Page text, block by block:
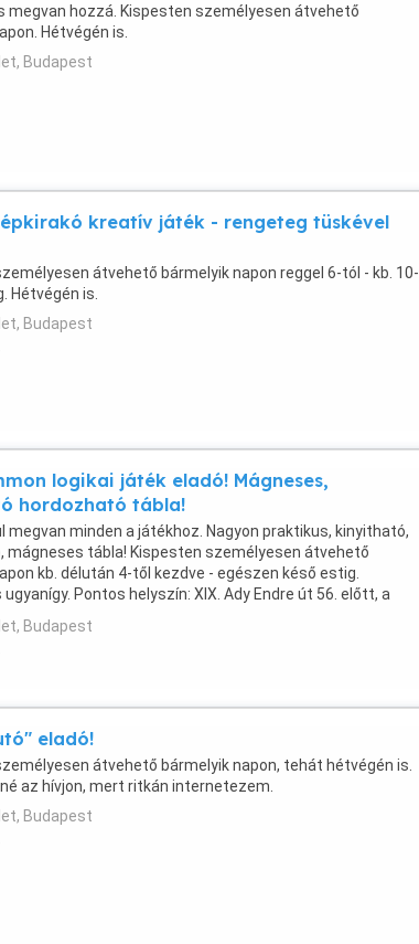
megvan hozzá. Kispesten személyesen átvehető
Hétvégén is.
Budapest
kreatív játék - rengeteg tüskével
átvehető bármelyik napon reggel 6-tól - kb. 10-
Hétvégén is.
Budapest
logikai játék eladó! Mágneses,
hordozható tábla!
megvan minden a játékhoz. Nagyon praktikus, kinyitható,
mágneses tábla! Kispesten személyesen átvehető
kb. délután 4-től kezdve - egészen késő estig.
ugyanígy. Pontos helyszín: XIX. Ady Endre út 56. előtt, a
a zsákutca táblánál. A ...
Budapest
eladó!
átvehető bármelyik napon, tehát hétvégén is.
az hívjon, mert ritkán internetezem.
Budapest